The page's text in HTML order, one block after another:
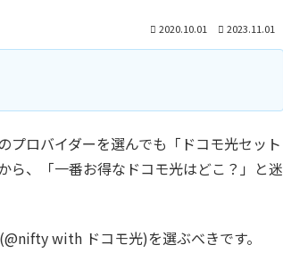
2020.10.01 2023.11.01
プロバイダーを選んでも「ドコモ光セット
ら、「一番お得なドコモ光はどこ？」と迷
with ドコモ光)を選ぶべきです。